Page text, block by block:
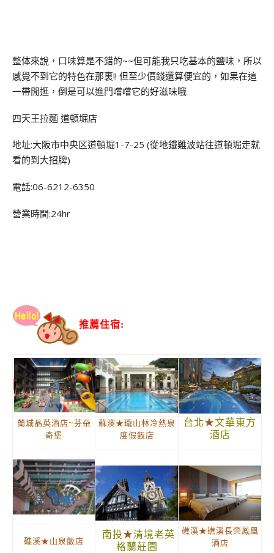
整体來說，口味算是不錯的~~但可能我只吃基本的鹽味，所以
感覺不到它的特色在那裏!! 但至少價錢還算便宜的，如果在這
一帶閒逛，倒是可以進門嚐嚐它的好滋味哦
四天王拉麵 道頓堀店
地址:大阪市中央区道頓堀1-7-25 (從地鐵難波站往道頓堀走就
看的到大招牌)
電話:06-6212-6350
營業時間:24hr
推薦住宿:
蘭城晶英酒店~芬朵
奇堡
蘇澳★瓏山林冷熱泉
度假飯店
台北★文華東方
酒店
礁溪★山泉飯店
南投★清境老英
格蘭莊園
礁溪★礁溪長榮鳳凰
酒店